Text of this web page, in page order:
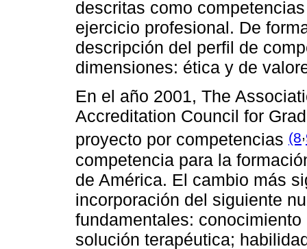
descritas como
ejercicio profesional. De
descripción del perfil de
dimensiones: ética y de
En el año 2001, The
Accreditation Council for
proyecto por competencias (8,
competencia para la
de América. El cambio más
incorporación del siguiente
fundamentales:
solución terapéutica;